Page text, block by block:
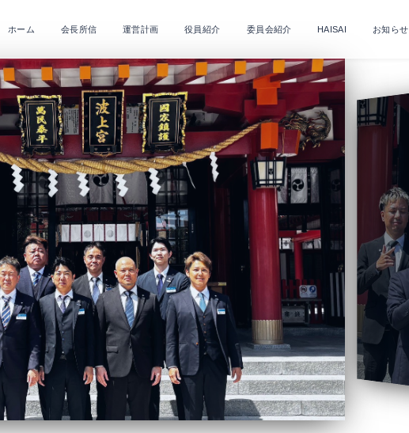
ホーム 会長所信 運営計画 役員紹介 委員会紹介 HAISAI お知らせ